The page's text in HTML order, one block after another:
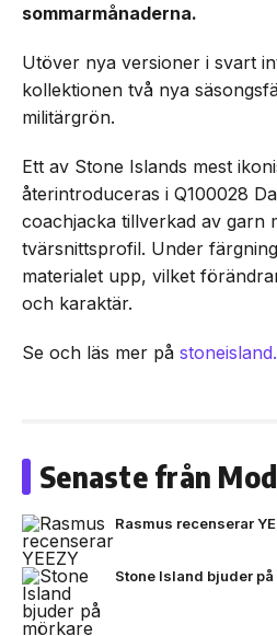
sommarmånaderna.
Utöver nya versioner i svart
kollektionen två nya
militärgrön.
Ett av Stone Islands mest
återintroduceras i Q100028
coachjacka tillverkad av garn
tvärsnittsprofil. Under
materialet upp, vilket
och karaktär.
Se och läs mer på
Senaste från
Rasmus recenserar
Stone Island bjuder